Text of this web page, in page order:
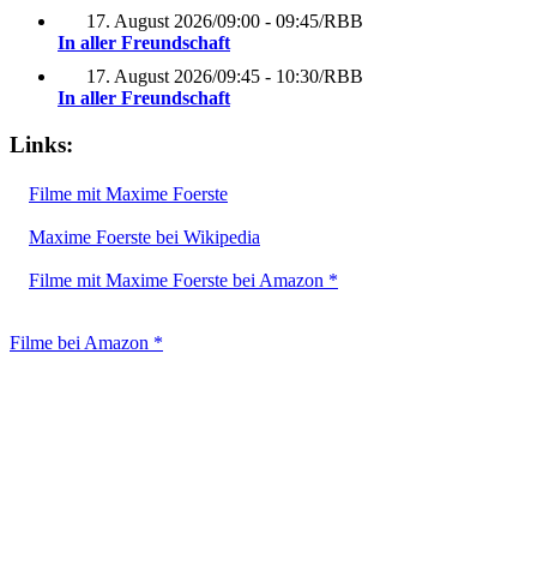
17. August 2026/09:00 - 09:45/RBB
In aller Freundschaft
17. August 2026/09:45 - 10:30/RBB
In aller Freundschaft
Links:
Filme mit Maxime Foerste
Maxime Foerste bei Wikipedia
Filme mit Maxime Foerste bei Amazon *
Filme bei Amazon *